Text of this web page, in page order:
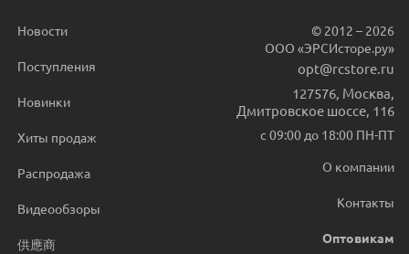
Новости
Поступления
Новинки
Хиты продаж
Распродажа
Видеообзоры
供應商
© 2012 – 2026
ООО «ЭРСИсторе.ру»
opt@rcstore.ru
127576 Москва
Дмитровское шоссе, 116
с 09:00 до 18:00 ПН-ПТ
О компании
Контакты
Оптовикам